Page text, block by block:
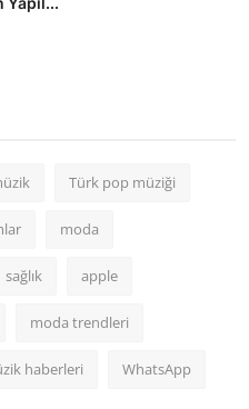
Türk pop müziği
moda
sağlık apple
moda trendleri
haberleri WhatsApp